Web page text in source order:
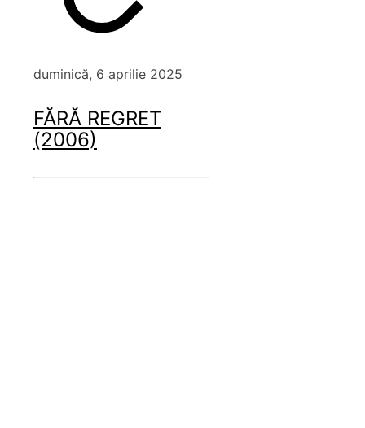
duminică, 6 aprilie 2025
FĂRĂ REGRET
(2006)